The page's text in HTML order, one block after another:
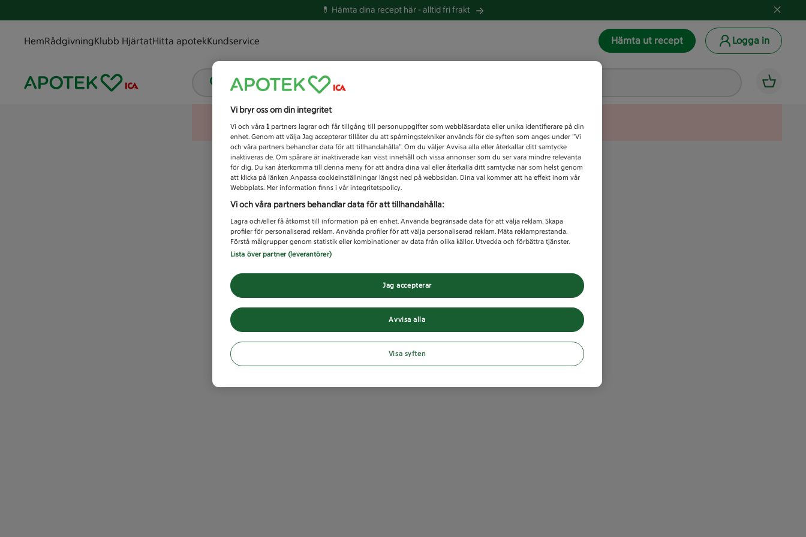
💊 Hämta dina recept här -alltid fri frakt
HemRådgivningKlubb HjärtatHitta apotekKundservice Hämta ut recept Logga in
Vad letar du efter idag?
Unknown error
Vi bryr oss om din integritet
Vi och våra 1 partners lagrar och får tillgång till personuppgifter som webbläsardata eller unika identifierare på din
enhet. Genom att välja Jag accepterar tillåter du att spårningstekniker används för de syften som anges under ”Vi
och våra partners behandlar data för att tillhandahålla”. Om du väljer Avvisa alla eller återkallar ditt samtycke
inaktiveras de. Om spårare är inaktiverade kan visst innehåll och vissa annonser som du ser vara mindre relevanta
för dig. Du kan återkomma till denna meny för att ändra dina val eller återkalla ditt samtycke när som helst genom
att klicka på länken Anpassa cookieinställningar längst ned på webbsidan. Dina val kommer att ha effekt inom vår
Webbplats. Mer information finns i vår integritetspolicy.
Vi och våra partners behandlar data för att tillhandahålla:
Lagra och/eller få åtkomst till information på en enhet. Använda begränsade data för att välja reklam. Skapa
profiler för personaliserad reklam. Använda profiler för att välja personaliserad reklam. Mäta reklamprestanda.
Förstå målgrupper genom statistik eller kombinationer av data från olika källor. Utveckla och förbättra tjänster.
Lista över partner (leverantörer)
Avvisa alla
Jag accepterar
Visa syften